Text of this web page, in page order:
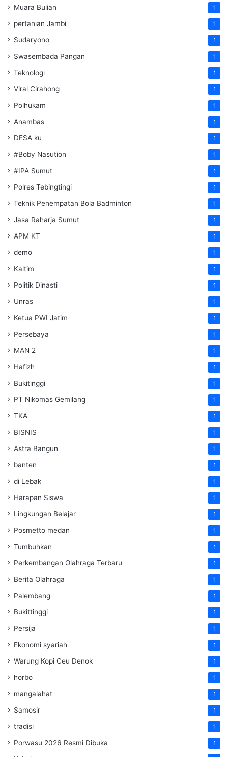
Muara Bulian 1
pertanian Jambi 1
Sudaryono 1
Swasembada Pangan 1
Teknologi 1
Viral Cirahong 1
Polhukam 1
Anambas 1
DESA ku 1
#Boby Nasution 1
#IPA Sumut 1
Polres Tebingtingi 1
Teknik Penempatan Bola Badminton 1
Jasa Raharja Sumut 1
APM KT 1
demo 1
Kaltim 1
Politik Dinasti 1
Unras 1
Ketua PWI Jatim 1
Persebaya 1
MAN 2 1
Hafizh 1
Bukitinggi 1
PT Nikomas Gemilang 1
TKA 1
BISNIS 1
Astra Bangun 1
banten 1
di Lebak 1
Harapan Siswa 1
Lingkungan Belajar 1
Posmetto medan 1
Tumbuhkan 1
Perkembangan Olahraga Terbaru 1
Berita Olahraga 1
Palembang 1
Bukittinggi 1
Persija 1
Ekonomi syariah 1
Warung Kopi Ceu Denok 1
horbo 1
mangalahat 1
Samosir 1
tradisi 1
Porwasu 2026 Resmi Dibuka 1